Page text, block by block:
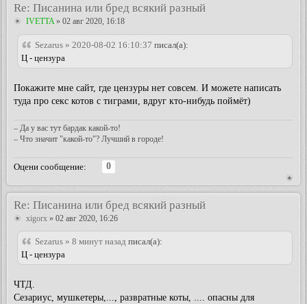
Re: Писанина или бред всякий разный
IVETTA» 02 авг 2020, 16:18
Sezarus » 2020-08-02 16:10:37 писал(а):
Ц - цензура
Покажите мне сайт, где цензуры нет совсем. И можете написать
туда про секс котов с тиграми, вдруг кто-нибудь поймёт)
– Да у вас тут бардак какой-то!
– Что значит "какой-то"? Лучший в городе!
Оцени сообщение:
0
Re: Писанина или бред всякий разный
xigorx » 02 авг 2020, 16:26
Sezarus » 8 минут назад писал(а):
Ц - цензура
ЧТД.
Сезариус, мушкетеры,..., развратные коты, .... опасны для